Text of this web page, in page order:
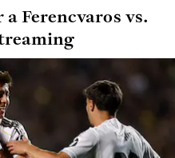
a Ferencvaros vs.